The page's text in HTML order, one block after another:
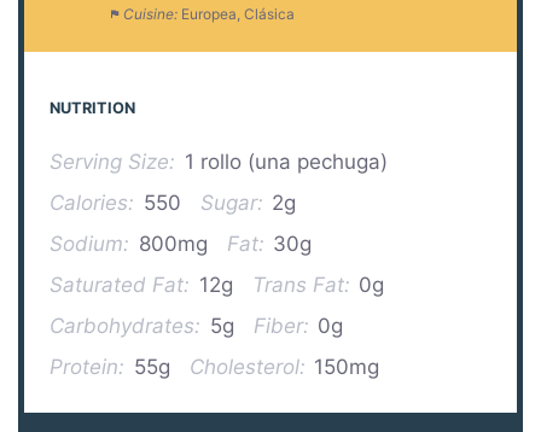
Cuisine: Europea, Clásica
NUTRITION
Serving Size: 1 rollo (una pechuga)
Calories: 550 Sugar: 2g
Sodium: 800mg Fat: 30g
Saturated Fat: 12g Trans Fat: 0g
Carbohydrates: 5g Fiber: 0g
Protein: 55g Cholesterol: 150mg